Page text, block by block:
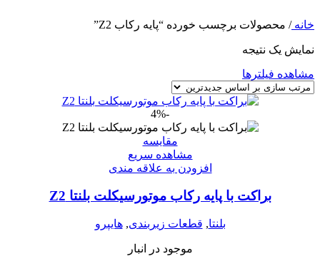
خانه/ محصولات برچسب خورده “پایه رکاب Z2”
نمایش یک نتیجه
مشاهده فیلترها
-4%
مقایسه
مشاهده سریع
افزودن به علاقه مندی
براکت با پایه رکاب موتورسیکلت بلنتا Z2
بلنتا, قطعات زیربندی, هایپرو
موجود در انبار